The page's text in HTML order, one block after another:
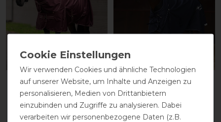
Neu
Imperial Riding
Outdoordecke IRHBasic
mit abnehmbarem
Halsteil Fleece
Neu
Imperial Riding
Outdoordecke
IRHSuper-proof 0g
129,90 € *
Wir verwenden Cookies und ähnliche Technologien
auf unserer Website, um Inhalte und Anzeigen zu
personalisieren, Medien von Drittanbietern
einzubinden und Zugriffe zu analysieren. Dabei
verarbeiten wir personenbezogene Daten (z.B.